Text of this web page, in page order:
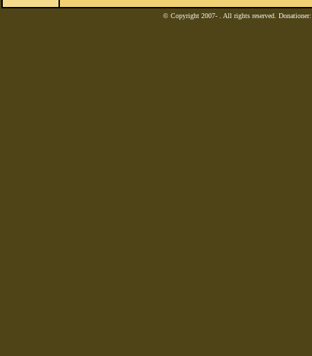
© Copyright 2007- . All rights reserved.